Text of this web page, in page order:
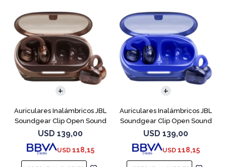
Auriculares Inalámbricos JBL
Soundgear Clip Open Sound
Cobre
USD 139,00
USD 118,15
Auriculares Inalámbricos JBL
Soundgear Clip Open Sound
Azul
USD 139,00
USD 118,15